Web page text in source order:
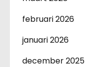
februari 2026
januari 2026
december 2025